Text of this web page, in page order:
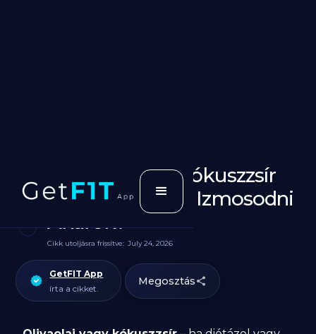
Olivaolaj vagy Kókuszzsír
jobb ha Fogyni, Izmosodni
Akarok?
Cikk utoljásra frissítve: July 24, 2026
GetFIT App
írta a cikket.
Megosztás